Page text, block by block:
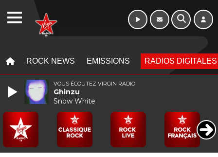
ROCK NEWS EMISSIONS RADIOS DIGITALES
VOUS ÉCOUTEZ VIRGIN RADIO
Ghinzu
Snow White
WEBRADIO Week-end de 06h
à 12h